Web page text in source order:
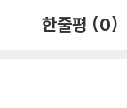
한줄평 (0)